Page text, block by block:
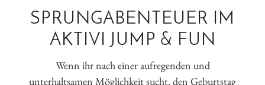
SPRUNGABENTEUER IM
AKTIVI JUMP & FUN
Wenn ihr nach einer aufregenden und
unterhaltsamen Möglichkeit sucht, den Geburtstag